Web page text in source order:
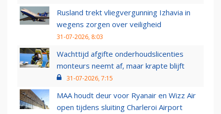
Rusland trekt vliegvergunning Izhavia in
wegens zorgen over veiligheid
31-07-2026, 8:03
Wachttijd afgifte onderhoudslicenties
monteurs neemt af, maar krapte blijft
31-07-2026, 7:15
MAA houdt deur voor Ryanair en Wizz Air
open tijdens sluiting Charleroi Airport